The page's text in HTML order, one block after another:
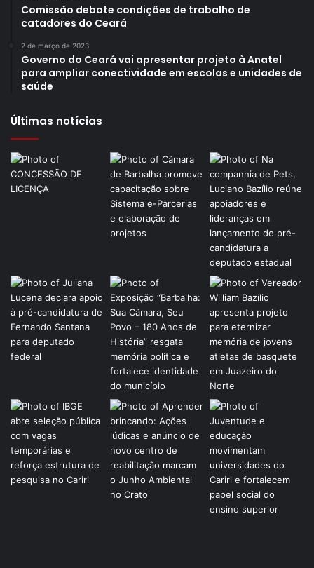
Comissão debate condições de trabalho de
catadores do Ceará
2 de março de 2023
Governo do Ceará vai apresentar projeto à Anatel
para ampliar conectividade em escolas e unidades de
saúde
Últimas notícias